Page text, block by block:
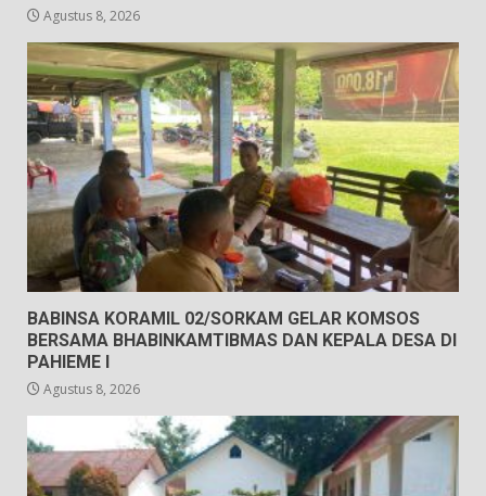
Agustus 8, 2026
BABINSA KORAMIL 02/SORKAM GELAR KOMSOS
BERSAMA BHABINKAMTIBMAS DAN KEPALA DESA DI
PAHIEME I
Agustus 8, 2026